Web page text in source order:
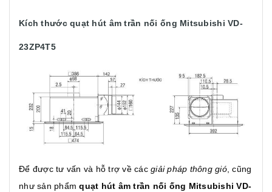
Kích thước quạt hút âm trần nối ống Mitsubishi VD-
23ZP4T5
Để được tư vấn và hỗ trợ về các giải pháp thông gió, cũng
như sản phẩmquạt hút âm trần nối ống Mitsubishi VD-